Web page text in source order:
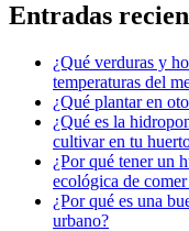
Entradas
¿Qué verduras y
temperaturas del
¿Qué plantar en
¿Qué es la
cultivar en tu
¿Por qué tener un
ecológica de
¿Por qué es una
urbano?